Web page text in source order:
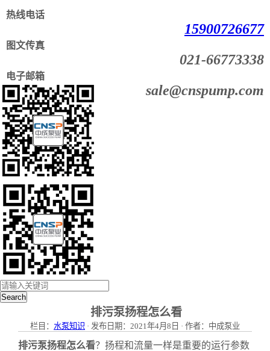
热线电话
15900726677
图文传真
021-66773338
电子邮箱
sale@cnspump.com
Search
排污泵扬程怎么看
栏目： 水泵知识 · 发布日期：2021年4月8日 · 作者：中成泵业
排污泵扬程怎么看？扬程和流量一样是重要的运行参数